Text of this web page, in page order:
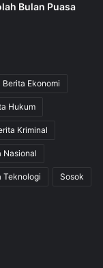
Bulan Puasa
Berita Ekonomi
Hukum
Kriminal
Nasional
Teknologi Sosok